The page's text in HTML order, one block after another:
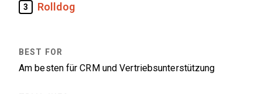
3 Rolldog
Am besten für CRM und Vertriebsunterstützung